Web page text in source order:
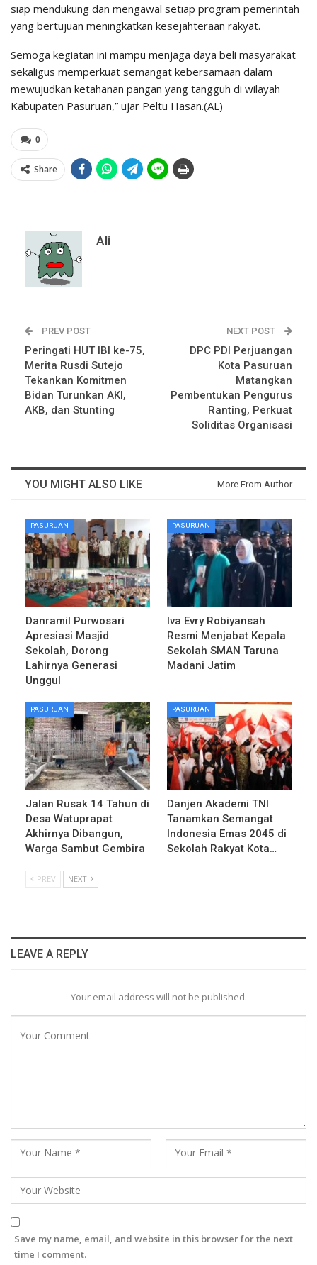
siap mendukung dan mengawal setiap program pemerintah
yang bertujuan meningkatkan kesejahteraan rakyat.
Semoga kegiatan ini mampu menjaga daya beli masyarakat
sekaligus memperkuat semangat kebersamaan dalam
mewujudkan ketahanan pangan yang tangguh di wilayah
Kabupaten Pasuruan,” ujar Peltu Hasan.(AL)
0
Share
Ali
PREV POST
Peringati HUT IBI ke-75,
Merita Rusdi Sutejo
Tekankan Komitmen
Bidan Turunkan AKI,
AKB, dan Stunting
NEXT POST
DPC PDI Perjuangan
Kota Pasuruan
Matangkan
Pembentukan Pengurus
Ranting, Perkuat
Soliditas Organisasi
YOU MIGHT ALSO LIKE More From Author
PASURUAN
Danramil Purwosari
Apresiasi Masjid
Sekolah, Dorong
Lahirnya Generasi
Unggul
PASURUAN
Iva Evry Robiyansah
Resmi Menjabat Kepala
Sekolah SMAN Taruna
Madani Jatim
PASURUAN
Jalan Rusak 14 Tahun di
Desa Watuprapat
Akhirnya Dibangun,
Warga Sambut Gembira
PASURUAN
Danjen Akademi TNI
Tanamkan Semangat
Indonesia Emas 2045 di
Sekolah Rakyat Kota…
PREV NEXT
LEAVE A REPLY
Your email address will not be published.
Save my name, email, and website in this browser for the next
time I comment.